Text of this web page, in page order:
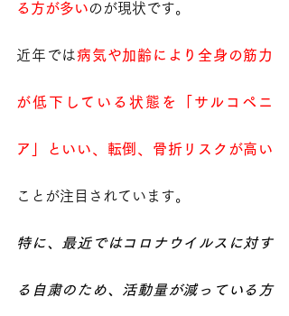
る方が多いのが現状です。
近年では 病気や加齢により全身の筋力
が低下している状態を「サルコペニ
ア」といい、転倒、骨折リスクが高い
ことが注目されています。
特に、最近ではコロナウイルスに対す
る自粛のため、活動量が減っている方